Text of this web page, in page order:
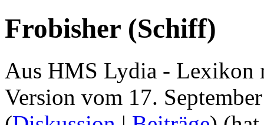
Frobisher (Schiff)
Aus HMS Lydia - Lexikon
Version vom 17.